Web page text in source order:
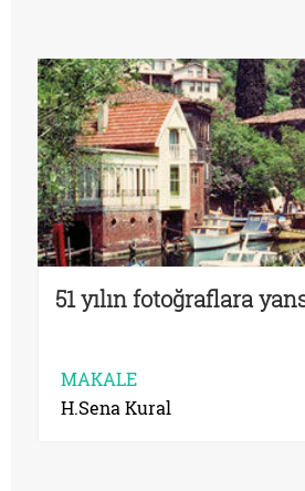
51 yılın fotoğraflara
MAKALE
H.Sena Kural